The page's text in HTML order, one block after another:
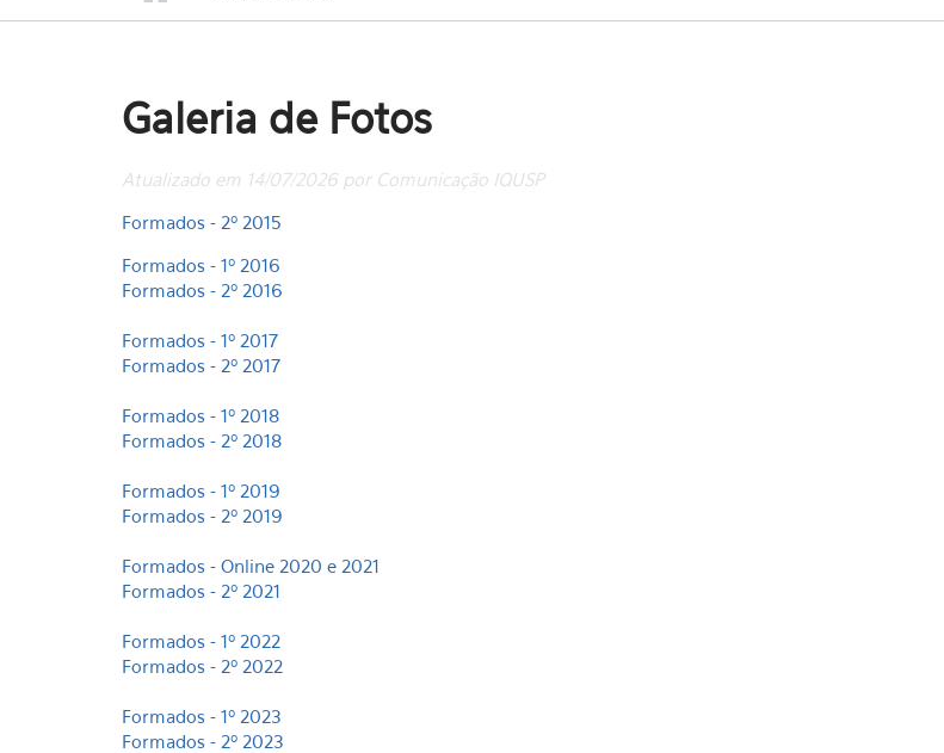
Galeria de Fotos
Atualizado em 14/07/2026 por Comunicação IQUSP
Formados - 2º 2015
Formados - 1º 2016
Formados - 2º 2016
Formados - 1º 2017
Formados - 2º 2017
Formados - 1º 2018
Formados - 2º 2018
Formados - 1º 2019
Formados - 2º 2019
Formados - Online 2020 e 2021
Formados - 2º 2021
Formados - 1º 2022
Formados - 2º 2022
Formados - 1º 2023
Formados - 2º 2023